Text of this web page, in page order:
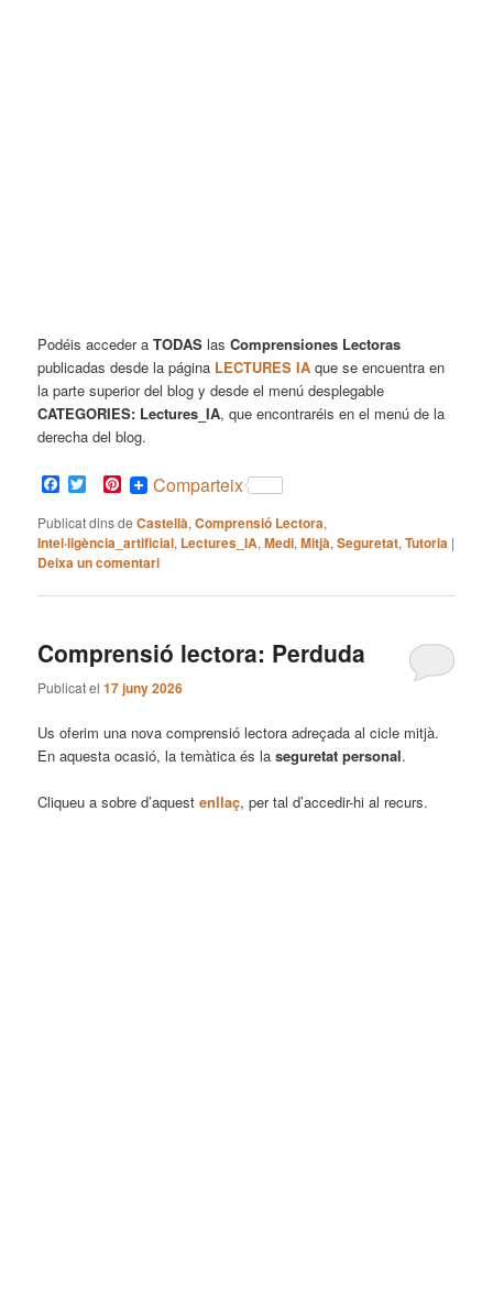
Podéis acceder aTODAS lasComprensiones Lectoras
publicadas desde la página LECTURES IA que se encuentra en
la parte superior del blog y desde el menú desplegable
CATEGORIES: Lectures_IA, que encontraréis en el menú de la
derecha del blog.
Facebook
TwitterPinterest
Comparteix
Publicat dins de Castellà,Comprensió Lectora,
Intel·ligència_artificial, Lectures_IA,Medi,Mitjà,Seguretat,Tutoria |
Deixa un comentari
Comprensió lectora: Perduda
Publicat el17 juny 2026
Us oferim una nova comprensió lectora adreçada al cicle mitjà.
En aquesta ocasió, la temàtica és laseguretat personal.
Cliqueu a sobre d’aquestenllaç, per tal d’accedir-hi al recurs.